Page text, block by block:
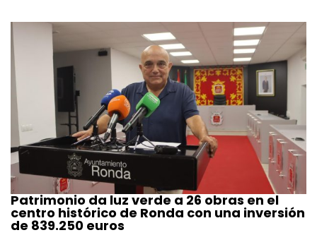
Patrimonio da luz verde a 26 obras en el
centro histórico de Ronda con una inversión
de 839.250 euros